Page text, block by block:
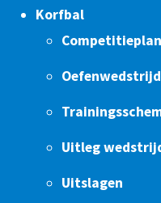
Korfbal
Uitleg
Uitslagen